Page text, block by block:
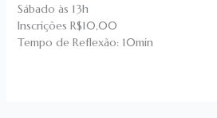
Sábado às 13h
Inscrições R$10,00
Tempo de Reflexão: 10min